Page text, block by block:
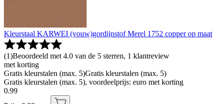
Kleurstaal KARWEI (vouw)gordijnstof Merel 1752 copper op maat
(1)Beoordeeld met 4.0 van de 5 sterren, 1 klantreview
met korting
Gratis kleurstalen (max. 5)Gratis kleurstalen (max. 5)
Gratis kleurstalen (max. 5), voordeelprijs: euro met korting
0.99